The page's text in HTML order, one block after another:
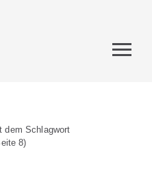
dem Schlagwort
8)